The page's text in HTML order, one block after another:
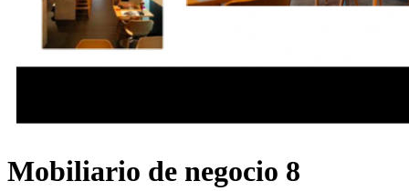
Mobiliario de negocio 8